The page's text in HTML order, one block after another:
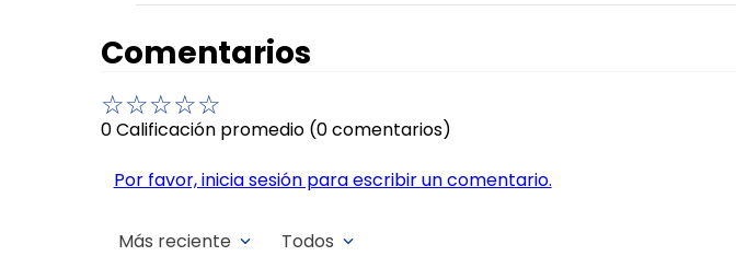
Comentarios
☆☆☆☆☆
0 Calificación promedio (0 comentarios)
Por favor, inicia sesión para escribir un comentario.
Más reciente Todos